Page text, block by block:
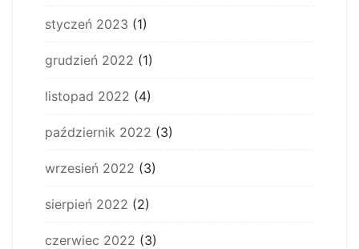
styczeń 2023 (1)
grudzień 2022 (1)
listopad 2022 (4)
październik 2022 (3)
wrzesień 2022 (3)
sierpień 2022 (2)
czerwiec 2022 (3)